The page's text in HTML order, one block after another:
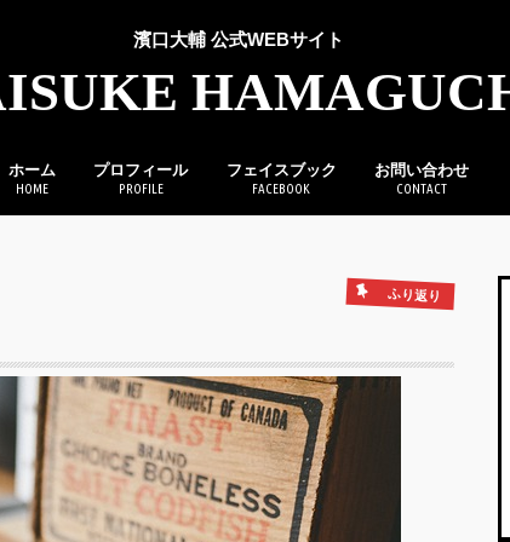
濱口大輔 公式WEBサイト
ホーム
HOME
プロフィール
PROFILE
フェイスブック
FACEBOOK
お問い合わせ
CONTACT
ふり返り